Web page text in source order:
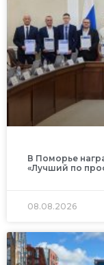
В Поморье
«Лучший по
08.08.2026